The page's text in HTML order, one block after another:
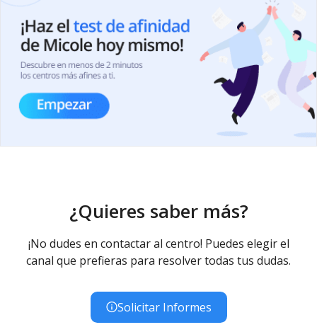
¿Quieres saber más?
¡No dudes en contactar al centro! Puedes elegir el
canal que prefieras para resolver todas tus dudas.
Solicitar Informes